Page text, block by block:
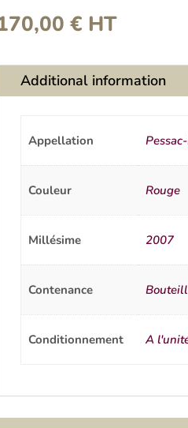
€ HT
Additional information
Appellation
Couleur Rouge
Millésime 2007
Contenance
Conditionnement A